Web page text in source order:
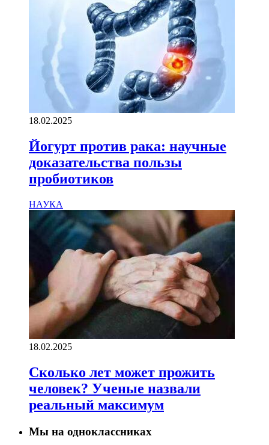
18.02.2025
Йогурт против рака: научные
доказательства пользы
пробиотиков
НАУКА
18.02.2025
Сколько лет может прожить
человек? Ученые назвали
реальный максимум
Мы на одноклассниках